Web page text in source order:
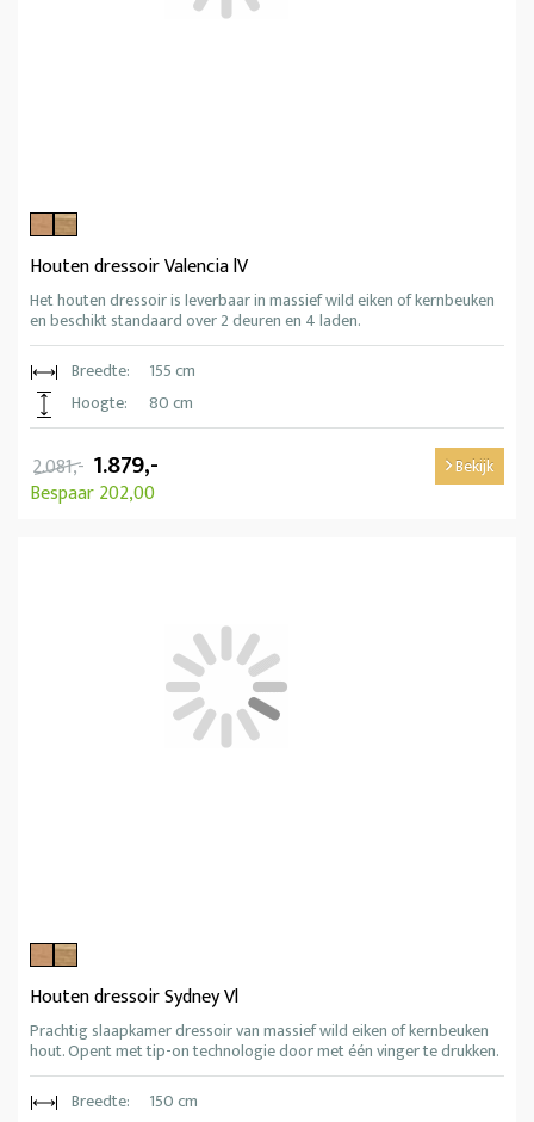
Houten dressoir Valencia lV
Het houten dressoir is leverbaar in massief wild eiken of kernbeuken
en beschikt standaard over 2 deuren en 4 laden.
Breedte:
155 cm
Hoogte:
80 cm
2.081,- 1.879,-
Bespaar 202,00
Bekijk
Houten dressoir Sydney Vl
Prachtig slaapkamer dressoir van massief wild eiken of kernbeuken
hout. Opent met tip-on technologie door met één vinger te drukken.
Breedte:
150 cm